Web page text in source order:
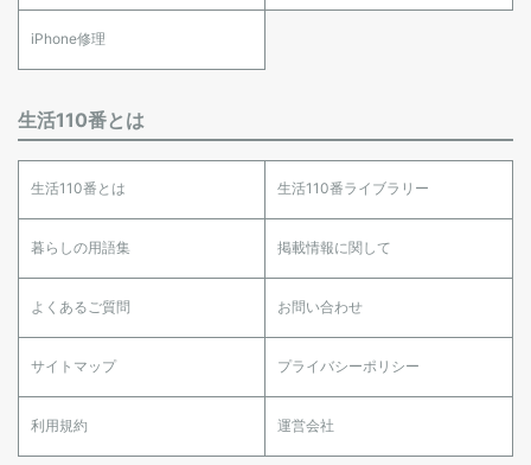
iPhone修理
生活110番とは
生活110番とは 生活110番ライブラリー
暮らしの用語集 掲載情報に関して
よくあるご質問 お問い合わせ
サイトマップ プライバシーポリシー
利用規約 運営会社